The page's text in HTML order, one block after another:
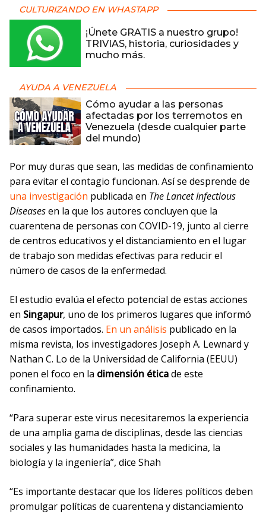
CULTURIZANDO EN WHASTAPP
¡Únete GRATIS a nuestro grupo!
TRIVIAS, historia, curiosidades y
mucho más.
AYUDA A VENEZUELA
Cómo ayudar a las personas
afectadas por los terremotos en
Venezuela (desde cualquier parte
del mundo)
Por muy duras que sean, las medidas de confinamiento
para evitar el contagio funcionan. Así se desprende de
una investigación publicada en The Lancet Infectious
Diseasesen la que los autores concluyen que la
cuarentena de personas con COVID-19, junto al cierre
de centros educativos y el distanciamiento en el lugar
de trabajo son medidas efectivas para reducir el
número de casos de la enfermedad.
El estudio evalúa el efecto potencial de estas acciones
en Singapur, uno de los primeros lugares que informó
de casos importados. En un análisis publicado en la
misma revista, los investigadores Joseph A. Lewnard y
Nathan C. Lo de la Universidad de California (EEUU)
ponen el foco en la dimensión éticade este
confinamiento.
“Para superar este virus necesitaremos la experiencia
de una amplia gama de disciplinas, desde las ciencias
sociales y las humanidades hasta la medicina, la
biología y la ingeniería”, dice Shah
“Es importante destacar que los líderes políticos deben
promulgar políticas de cuarentena y distanciamiento